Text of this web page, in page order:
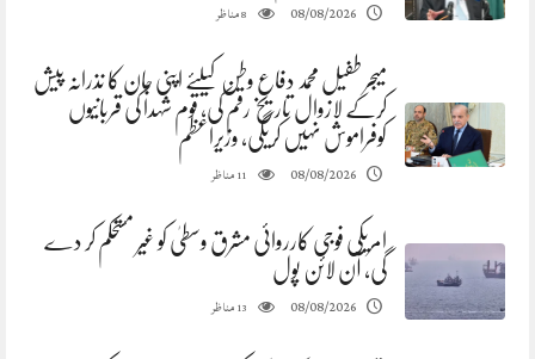
08/08/2026
8مناظر
میجر طفیل محمد دفاع وطن کیلئے اپنی جان کا نذرانہ پیش
کرکے لازوال تاریخ رقم کی، قوم شہدا کی قربانیوں
کوفراموش نہیں کریگی، وزیراعظم
08/08/2026
11مناظر
امریکی فوجی کارروائی مشرق وسطیٰ کو غیر مستحکم کر دے
گی، آن لائن پول
08/08/2026
13مناظر